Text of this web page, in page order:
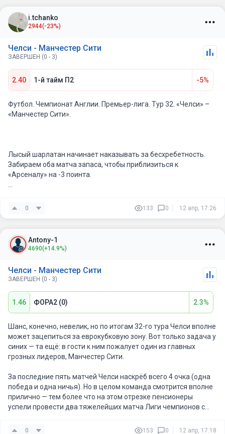
i.tchanko
2944(-23%)
Челси - Манчестер Сити
ЗАВЕРШЕН (0 - 3)
2.40 1-й тайм П2 -5%
Футбол. Чемпионат Англии. Премьер-лига. Тур 32. «Челси» –
«Манчестер Сити».
Лысый шарлатан начинает наказывать за бесхребетность.
Забираем оба матча запаса, чтобы приблизиться к
«Арсеналу» на -3 поинта.
Дружина Пепа как минимум не проигрывает “аристократам„
на протяжении 13 матчей подряд. Из них 10 побед.
Но я возьму победу, и победу не в матче за 1.95, который
продолжает падать. Победу уже в первом тайме, ведь в 7/8
«Челси» неизменно в первом тайме пропускает.
Мой прогноз: П2 в первом тайме
0 133 0 12 апр, 17:26
Antony-1
4690(+14.9%)
Челси - Манчестер Сити
ЗАВЕРШЕН (0 - 3)
1.46 ФОРА2 (0) 2.3%
Шанс, конечно, невелик, но по итогам 32-го тура Челси вполне
может зацепиться за еврокубковую зону. Вот только задача у
синих — та ещё: в гости к ним пожалует один из главных
грозных лидеров, Манчестер Сити.
За последние пять матчей Челси наскрёб всего 4 очка (одна
победа и одна ничья). Но в целом команда смотрится вполне
прилично — тем более что на этом отрезке пенсионеры
успели провести два тяжелейших матча Лиги чемпионов с
середнячок: 6 побед, 5 ничьих, 4 поражения, мячи 23:17.
0 153 0 12 апр, 17:18